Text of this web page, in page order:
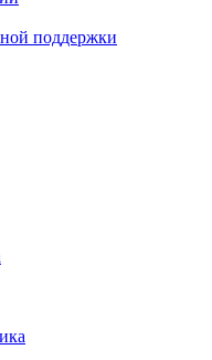
поддержки